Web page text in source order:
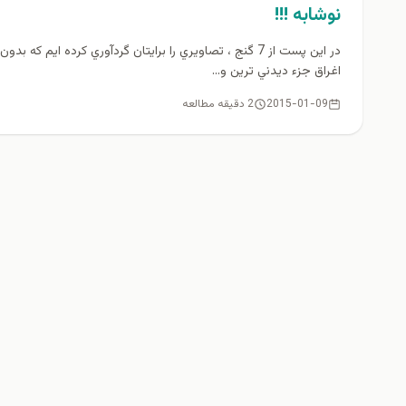
نوشابه !!!
در اين پست از 7 گنج ، تصاويري را برايتان گردآوري كرده ايم كه بدون
اغراق جزء ديدني ترين و...
2015-01-09 2 دقیقه مطالعه